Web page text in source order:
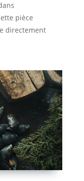
pièce
directement